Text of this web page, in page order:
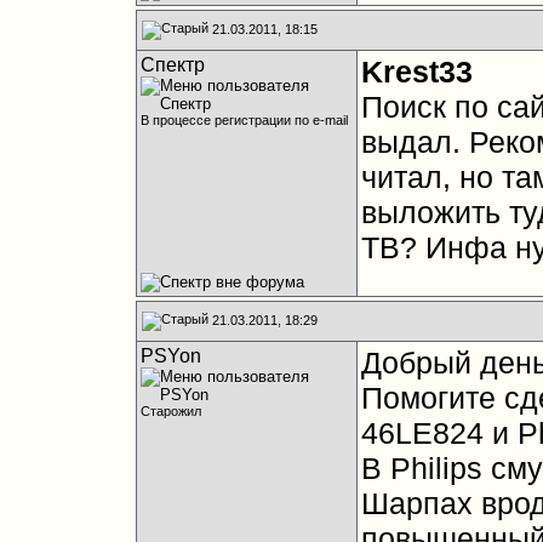
21.03.2011, 18:15
Спектр
В процессе регистрации по e-mail
Krest33
Поиск по
выдал.
читал, но
выложить
ТВ? Инфа
21.03.2011, 18:29
PSYon
Старожил
Добрый
Помогите
46LE824 и
В Philips
Шарпах